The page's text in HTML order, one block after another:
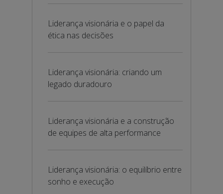
Liderança visionária e o papel da
ética nas decisões
Liderança visionária: criando um
legado duradouro
Liderança visionária e a construção
de equipes de alta performance
Liderança visionária: o equilíbrio entre
sonho e execução